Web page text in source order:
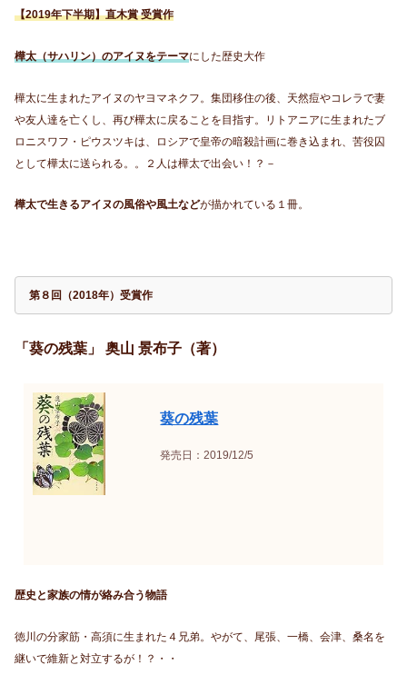
【2019年下半期】直木賞 受賞作
樺太（サハリン）のアイヌをテーマにした歴史大作
樺太に生まれたアイヌのヤヨマネクフ。集団移住の後、天然痘やコレラで妻
や友人達を亡くし、再び樺太に戻ることを目指す。リトアニアに生まれたブ
ロニスワフ・ピウスツキは、ロシアで皇帝の暗殺計画に巻き込まれ、苦役囚
として樺太に送られる。。２人は樺太で出会い！？－
樺太で生きるアイヌの風俗や風土などが描かれている１冊。
第８回（2018年）受賞作
「葵の残葉」 奥山 景布子（著）
葵の残葉
発売日：2019/12/5
歴史と家族の情が絡み合う物語
徳川の分家筋・高須に生まれた４兄弟。やがて、尾張、一橋、会津、桑名を
継いで維新と対立するが！？・・